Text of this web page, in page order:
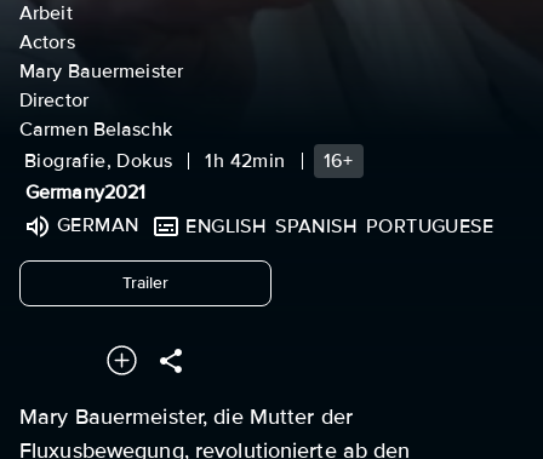
Arbeit
Actors
Mary Bauermeister
Director
Carmen Belaschk
Biografie, Dokus
1h 42min
16+
Germany2021
GERMAN
ENGLISH SPANISH PORTUGUESE
Trailerundefined
Mary Bauermeister, die Mutter der
Fluxusbewegung, revolutionierte ab den